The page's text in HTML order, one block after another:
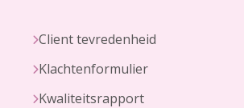
Client tevredenheid
Klachtenformulier
Kwaliteitsrapport